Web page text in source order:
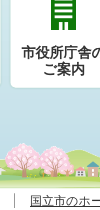
市役所庁舎
ご案内
国立市のホ